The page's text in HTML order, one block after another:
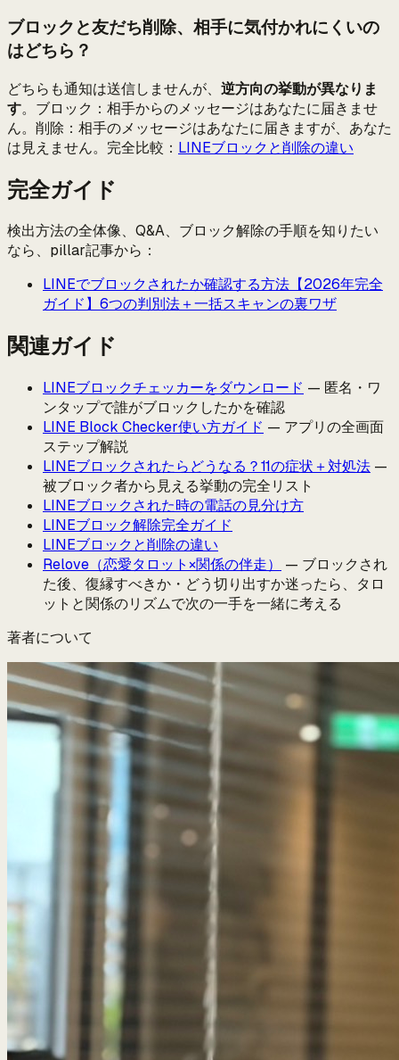
ブロックと友だち削除、相手に気付かれにくいの
はどちら？
どちらも通知は送信しませんが、 逆方向の挙動が異なりま
す。ブロック：相手からのメッセージはあなたに届きませ
ん。削除：相手のメッセージはあなたに届きますが、あなた
は見えません。完全比較： LINEブロックと削除の違い
完全ガイド
検出方法の全体像、Q&A、ブロック解除の手順を知りたい
なら、pillar記事から：
LINEでブロックされたか確認する方法【2026年完全
ガイド】6つの判別法＋一括スキャンの裏ワザ
関連ガイド
LINEブロックチェッカーをダウンロード — 匿名・ワ
ンタップで誰がブロックしたかを確認
LINE Block Checker使い方ガイド — アプリの全画面
ステップ解説
LINEブロックされたらどうなる？11の症状＋対処法 —
被ブロック者から見える挙動の完全リスト
LINEブロックされた時の電話の見分け方
LINEブロック解除完全ガイド
LINEブロックと削除の違い
Relove（恋愛タロット×関係の伴走）
— ブロックされ
た後、復縁すべきか・どう切り出すか迷ったら、タロ
ットと関係のリズムで次の一手を一緒に考える
著者について